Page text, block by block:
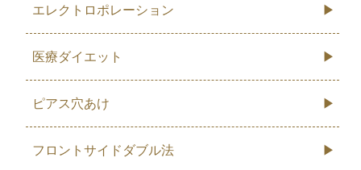
エレクトロポレーション
医療ダイエット
ピアス穴あけ
フロントサイドダブル法